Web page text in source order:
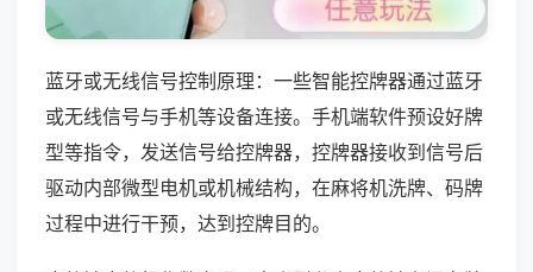
蓝牙或无线信号控制原理：一些智能控牌器通过蓝牙
或无线信号与手机等设备连接。手机端软件预设好牌
型等指令，发送信号给控牌器，控牌器接收到信号后
驱动内部微型电机或机械结构，在麻将机洗牌、码牌
过程中进行干预，达到控牌目的。